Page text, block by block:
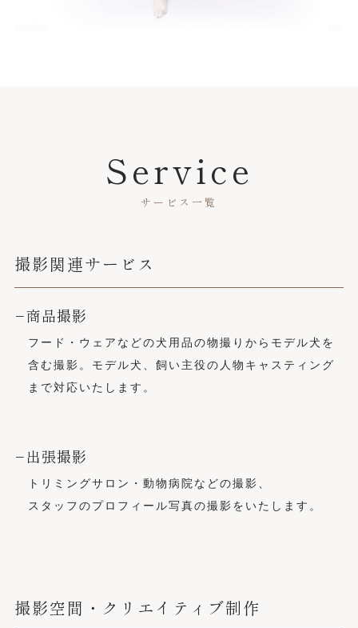
Service
サービス一覧
撮影関連サービス
−商品撮影
フード・ウェアなどの犬用品の物撮りからモデル犬を
含む撮影。モデル犬、飼い主役の人物キャスティング
まで対応いたします。
−出張撮影
トリミングサロン・動物病院などの撮影、
スタッフのプロフィール写真の撮影をいたします。
撮影空間・クリエイティブ制作